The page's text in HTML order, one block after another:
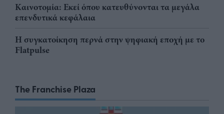
Καινοτομία: Εκεί όπου κατευθύνονται τα μεγάλα
επενδυτικά κεφάλαια
Η συγκατοίκηση περνά στην ψηφιακή εποχή με το
Flatpulse
The Franchise Plaza